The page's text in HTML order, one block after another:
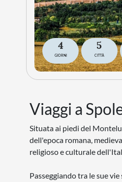
4
GIORNI
5
CITTÀ
Viaggi a
Situata ai piedi del
dell'epoca romana,
religioso e culturale
Passeggiando tra le sue